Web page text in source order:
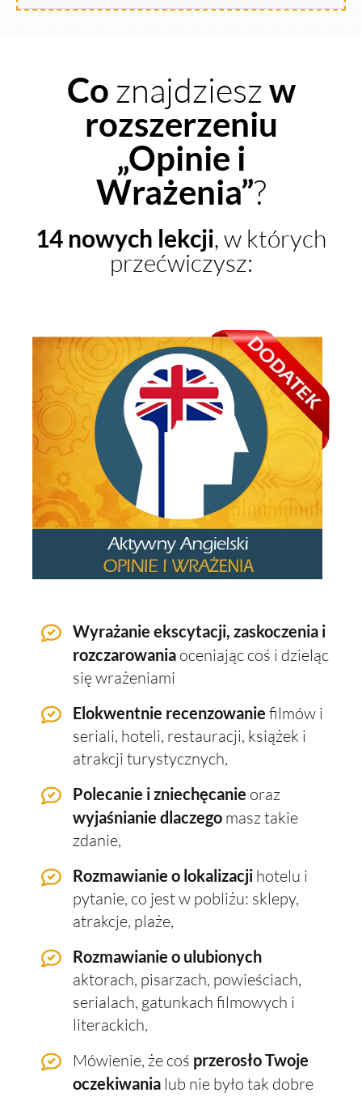
Co znajdzieszw
rozszerzeniu
„Opinie i
Wrażenia”?
14 nowych lekcji, w których
przećwiczysz:
Wyrażanie ekscytacji, zaskoczenia i
rozczarowania oceniając coś i dzieląc
się wrażeniami
Elokwentnie recenzowanie filmów i
seriali, hoteli, restauracji, książek i
atrakcji turystycznych,
Polecanie i zniechęcanie oraz
wyjaśnianie dlaczego masz takie
zdanie,
Rozmawianie o lokalizacji hotelu i
pytanie, co jest w pobliżu: sklepy,
atrakcje, plaże,
Rozmawianie o ulubionych
aktorach, pisarzach, powieściach,
serialach, gatunkach filmowych i
literackich,
Mówienie, że coś przerosło Twoje
oczekiwania lub nie było tak dobre